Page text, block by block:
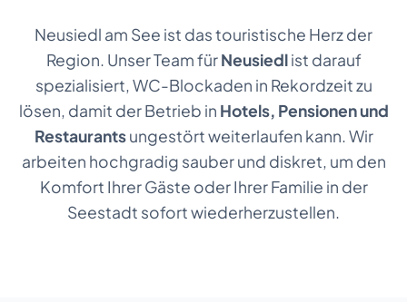
Neusiedl am See ist das touristische Herz der
Region. Unser Team fürNeusiedlist darauf
spezialisiert, WC-Blockaden in Rekordzeit zu
lösen, damit der Betrieb in Hotels, Pensionen und
Restaurantsungestört weiterlaufen kann. Wir
arbeiten hochgradig sauber und diskret, um den
Komfort Ihrer Gäste oder Ihrer Familie in der
Seestadt sofort wiederherzustellen.